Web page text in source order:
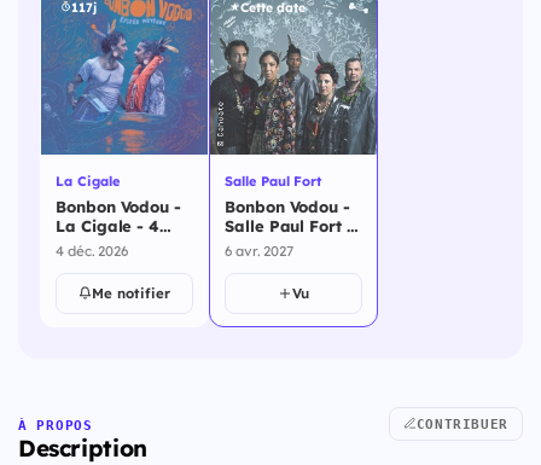
117j
La Cigale
Bonbon Vodou -
La Cigale - 4
décembre 2026
4 déc. 2026
Me notifier
Cette date
Salle Paul Fort
Bonbon Vodou -
Salle Paul Fort -
6 avril 2027
6 avr. 2027
Vu
À PROPOS
Description
CONTRIBUER